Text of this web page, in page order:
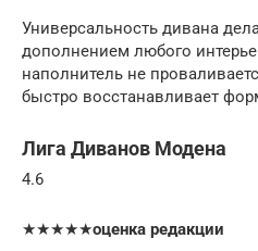
Универсальность дивана
дополнением любого
наполнитель не
быстро восстанавливает
Лига Диванов Модена
4.6
★★★★★оценка редакции